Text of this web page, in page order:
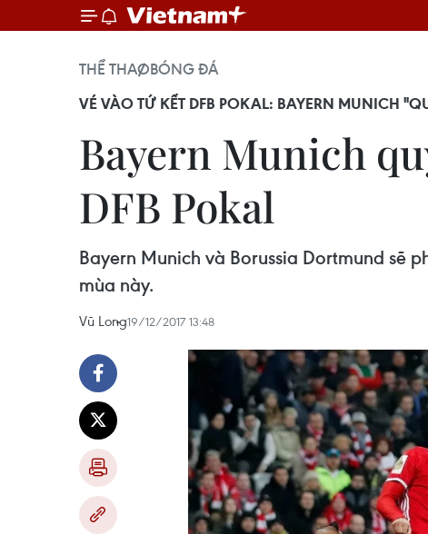
THỂ THAOBÓNG ĐÁ
VÉ VÀO TỨ KẾT DFB POKAL: BAYERN MUNICH
Bayern Munich
DFB Pokal
Bayern Munich và Borussia Dortmund sẽ
mùa này.
Vũ Long19/12/2017 13:48